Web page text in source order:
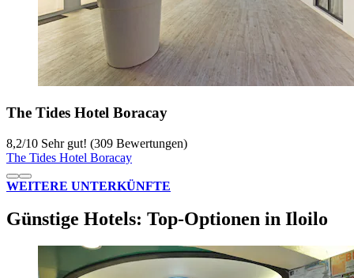
The Tides Hotel Boracay
8,2/10 Sehr gut! (309 Bewertungen)
The Tides Hotel Boracay
WEITERE UNTERKÜNFTE
Günstige Hotels: Top-Optionen in Iloilo